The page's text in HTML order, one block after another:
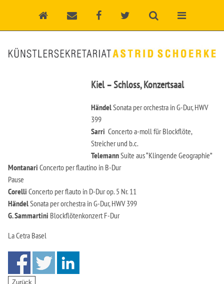
Kiel – Schloss, Konzertsaal
HändelSonata per orchestra in G-Dur, HWV
399
Sarri Concerto a-moll für Blockflöte,
Streicher und b.c.
TelemannSuite aus “Klingende Geographie”
Montanari Concerto per flautino in B-Dur
Pause
Corelli Concerto per flauto in D-Dur op. 5 Nr. 11
HändelSonata per orchestra in G-Dur, HWV 399
G. Sammartini Blockflötenkonzert F-Dur
La Cetra Basel